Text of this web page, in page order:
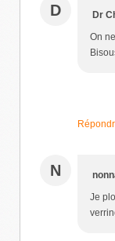
D Dr
On
N
Je